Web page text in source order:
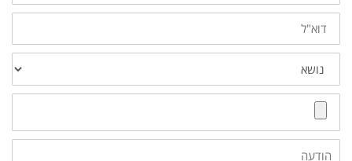
דוא"ל
נושא
צרף
הודעה